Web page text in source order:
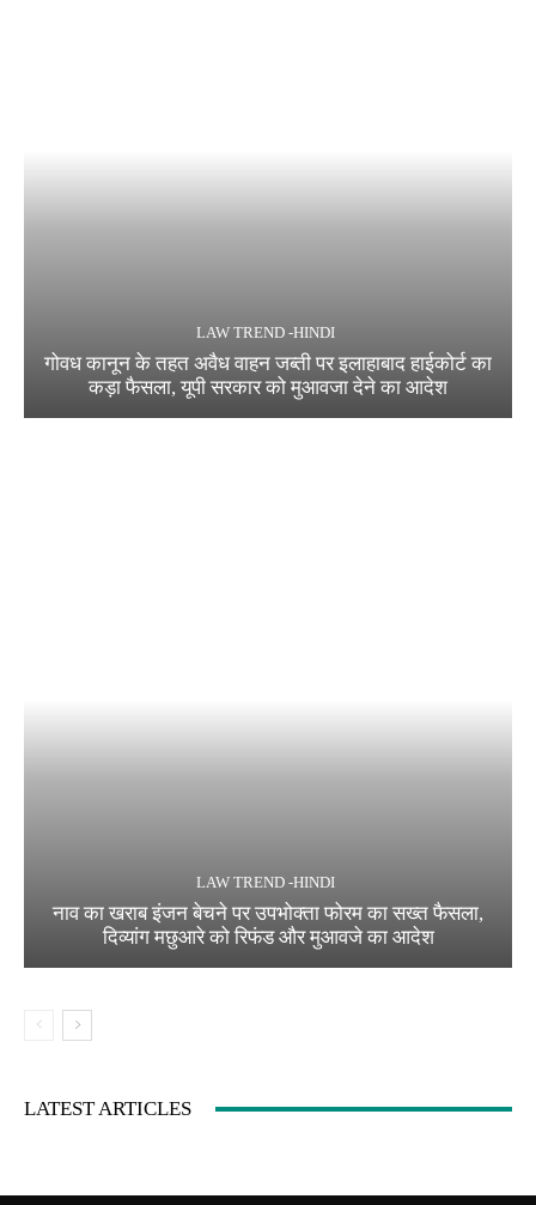
LAW TREND -HINDI
गोवध कानून के तहत अवैध वाहन जब्ती पर इलाहाबाद हाईकोर्ट का
कड़ा फैसला, यूपी सरकार को मुआवजा देने का आदेश
LAW TREND -HINDI
नाव का खराब इंजन बेचने पर उपभोक्ता फोरम का सख्त फैसला,
दिव्यांग मछुआरे को रिफंड और मुआवजे का आदेश
LATEST ARTICLES